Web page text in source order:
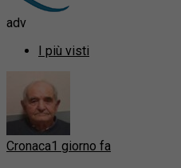
adv
I più visti
Cronaca1 giorno fa